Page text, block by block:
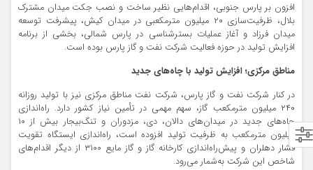
افزون بر پارس جنوبی، اقدام‌هایی نظیر ساخت و نصب جکت میدان مشترک
بلال، ظرفیت‌سازی ۲۰ میلیون مترمکعبی در میدان کیش، پیشرفت توسعه
میدان فرزاد و آغاز عملیات بسترشناسی در پارس شمالی، بخشی از برنامه
افزایش تولید در حوزه فعالیت شرکت نفت و گاز پارس بوده است.
مناطق مرکزی؛ افزایش تولید با چاه‌های جدید
در کنار شرکت نفت و گاز پارس، شرکت نفت مناطق مرکزی نیز با تولید روزانه
۲۴۰ میلیون مترمکعب گاز، سهم مهمی در تأمین نیاز کشور دارد. راه‌اندازی
چاه‌های جدید در میدان‌های دالان، دی، مزدوران و تنگ‌بیجار بیش از ۱۰
میلیون مترمکعب به ظرفیت تولید افزوده است، راه‌اندازی ایستگاه تقویت
فشار دهلران و پیش‌راه‌اندازی کارخانه گاز و گاز مایع ۳۱۰۰ از دیگر اقدام‌های
شاخص این شرکت به‌شمار می‌رود.